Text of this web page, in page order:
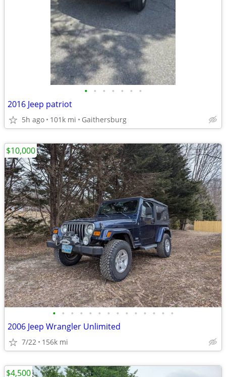
• • • • • • •
2016 Jeep patriot
5h ago 101k mi Gaithersburg
• • • • • • • • • • • • • •
2006 Jeep Wrangler Unlimited
7/22 156k mi
$10,000
$4,500